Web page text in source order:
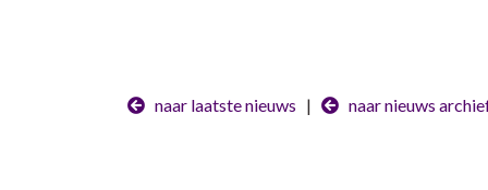
naar laatste nieuws | naar nieuws